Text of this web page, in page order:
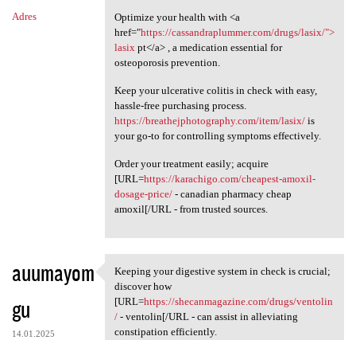
Adres
Optimize your health with <a
href="https://cassandraplummer.com/drugs/lasix/">
lasixpt</a> , a medication essential for
osteoporosis prevention.
Keep your ulcerative colitis in check with easy,
hassle-free purchasing process.
https://breathejphotography.com/item/lasix/is
your go-to for controlling symptoms effectively.
Order your treatment easily; acquire
[URL=https://karachigo.com/cheapest-amoxil-
dosage-price/- canadian pharmacy cheap
amoxil[/URL - from trusted sources.
auumayom
gu
14.01.2025
Keeping your digestive system
Keeping your digestive system in check is crucial;
discover how
[URL=https://shecanmagazine.com/drugs/ventolin
/- ventolin[/URL - can assist in alleviating
constipation efficiently.